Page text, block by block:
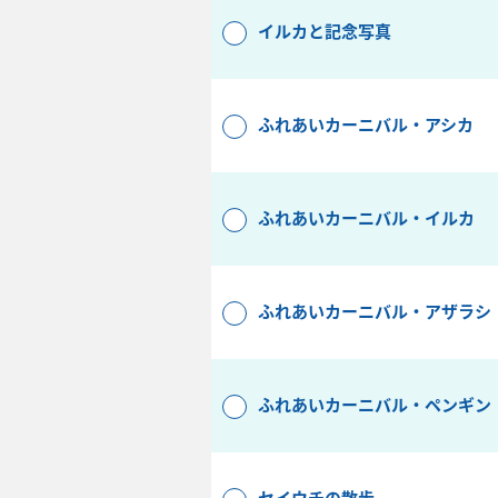
イルカと記念写真
ふれあいカーニバル・アシカ
ふれあいカーニバル・イルカ
ふれあいカーニバル・アザラシ
ふれあいカーニバル・ペンギン